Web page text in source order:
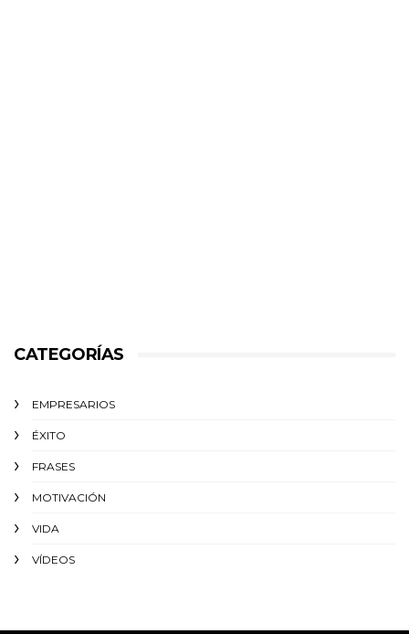
CATEGORÍAS
EMPRESARIOS
ÉXITO‬
FRASES
MOTIVACIÓN
VIDA
VÍDEOS